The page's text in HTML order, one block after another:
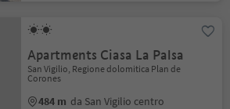
Apartments Ciasa La Palsa
San Vigilio, Regione dolomitica Plan de
Corones
484 m da San Vigilio centro